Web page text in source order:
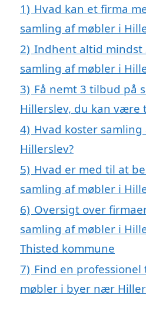
1) Hvad kan et firma
samling af møbler i
2) Indhent altid mindst
samling af møbler i
3) Få nemt 3 tilbud på
Hillerslev, du kan være
4) Hvad koster
Hillerslev?
5) Hvad er med til at
samling af møbler i
6) Oversigt over
samling af møbler i
Thisted kommune
7) Find en
møbler i byer nær